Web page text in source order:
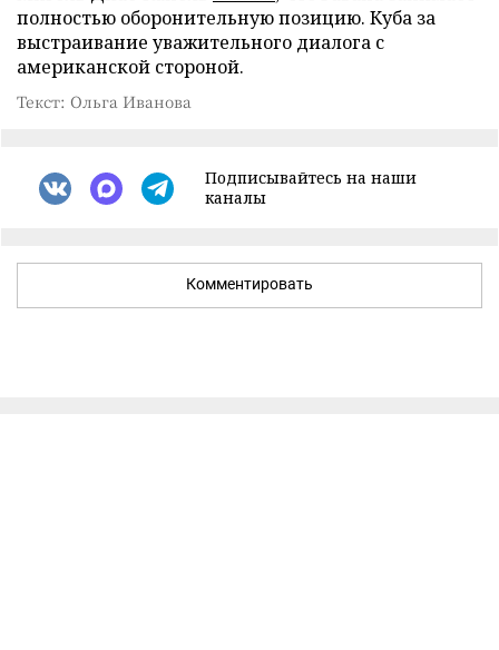
полностью оборонительную позицию. Куба за
выстраивание уважительного диалога с
американской стороной.
Текст: Ольга Иванова
Подписывайтесь на наши
каналы
Комментировать